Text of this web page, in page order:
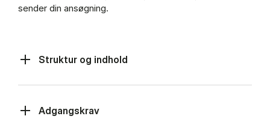
sender din ansøgning.
Struktur og indhold
Adgangskrav